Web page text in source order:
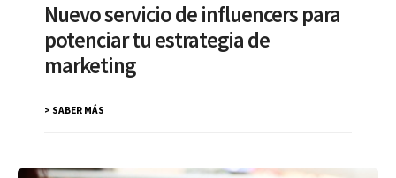
Nuevo servicio de influencers para
potenciar tu estrategia de
marketing
> SABER MÁS